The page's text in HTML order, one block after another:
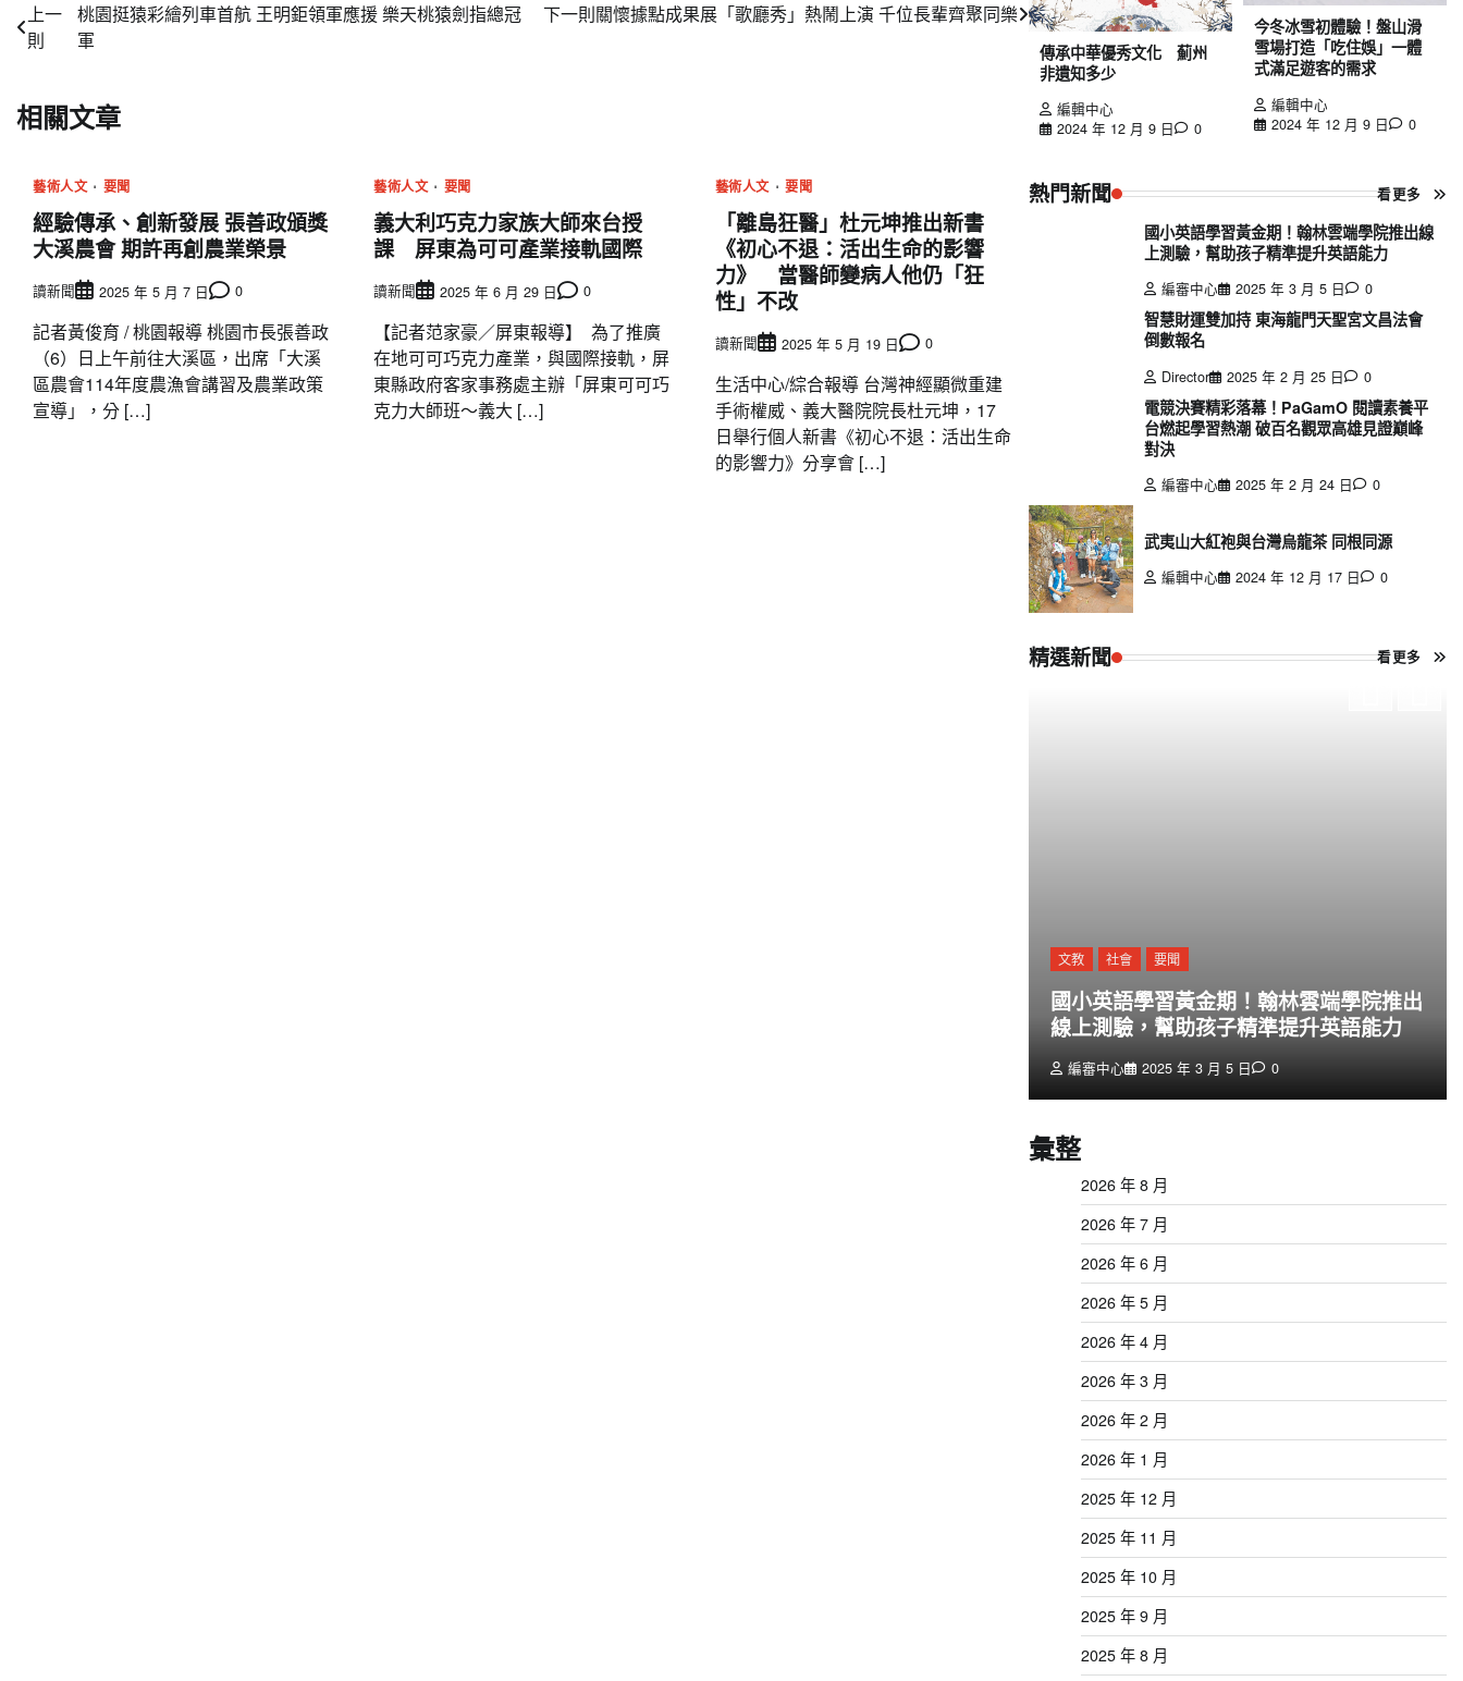
文
章
導
覽
上一
則
桃園挺猿彩繪列車首航 王明鉅領軍應援 樂天桃猿劍指總冠
軍
下一則關懷據點成果展「歌廳秀」熱鬧上演 千位長輩齊聚同樂
相關文章
藝術人文 要聞
經驗傳承、創新發展 張善政頒獎
大溪農會 期許再創農業榮景
讀新聞 2025 年 5 月 7 日 0
記者黃俊育 / 桃園報導 桃園市長張善政
（6）日上午前往大溪區，出席「大溪
區農會114年度農漁會講習及農業政策
宣導」，分 […]
藝術人文 要聞
義大利巧克力家族大師來台授
課 屏東為可可產業接軌國際
讀新聞 2025 年 6 月 29 日 0
【記者范家豪／屏東報導】 為了推廣
在地可可巧克力產業，與國際接軌，屏
東縣政府客家事務處主辦「屏東可可巧
克力大師班～義大 […]
藝術人文 要聞
「離島狂醫」杜元坤推出新書
《初心不退：活出生命的影響
力》 當醫師變病人他仍「狂
性」不改
讀新聞 2025 年 5 月 19 日 0
生活中心/綜合報導 台灣神經顯微重建
手術權威、義大醫院院長杜元坤，17
日舉行個人新書《初心不退：活出生命
的影響力》分享會 […]
傳承中華優秀文化 薊州
非遺知多少
編輯中心
2024 年 12 月 9 日
0
今冬冰雪初體驗！盤山滑
雪場打造「吃住娛」一體
式滿足遊客的需求
編輯中心
2024 年 12 月 9 日
0
熱門新聞 看更多
國小英語學習黃金期！翰林雲端學院推出線
上測驗，幫助孩子精準提升英語能力
編審中心 2025 年 3 月 5 日 0
智慧財運雙加持 東海龍門天聖宮文昌法會
倒數報名
Director 2025 年 2 月 25 日 0
電競決賽精彩落幕！PaGamO 閱讀素養平
台燃起學習熱潮 破百名觀眾高雄見證巔峰
對決
編審中心 2025 年 2 月 24 日 0
武夷山大紅袍與台灣烏龍茶 同根同源
編輯中心 2024 年 12 月 17 日 0
精選新聞 看更多
文教 社會 要聞
國小英語學習黃金期！翰林雲端學院推出
線上測驗，幫助孩子精準提升英語能力
編審中心 2025 年 3 月 5 日 0
彙整
2026 年 8 月
2026 年 7 月
2026 年 6 月
2026 年 5 月
2026 年 4 月
2026 年 3 月
2026 年 2 月
2026 年 1 月
2025 年 12 月
2025 年 11 月
2025 年 10 月
2025 年 9 月
2025 年 8 月